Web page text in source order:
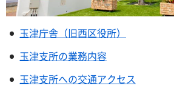
玉津庁舎（旧西区役所）
玉津支所の業務内容
玉津支所への交通アクセス